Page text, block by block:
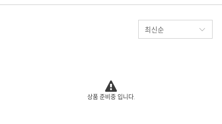
상품 준비중 입니다.